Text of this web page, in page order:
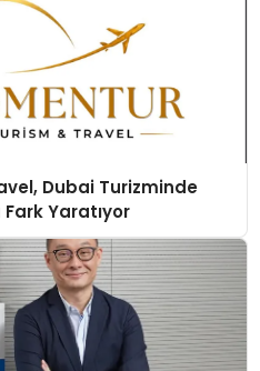
Dubai Turizminde
Yaratıyor